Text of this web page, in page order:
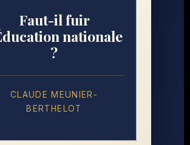
Faut-il fuir
nationale
?
CLAUDE MEUNIER-
BERTHELOT